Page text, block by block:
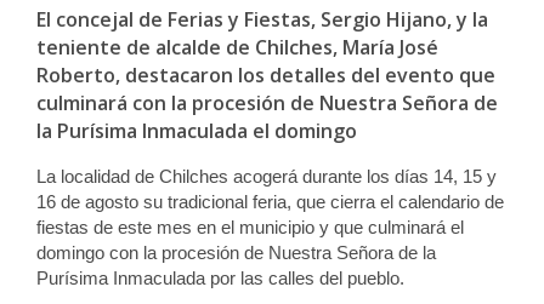
El concejal de Ferias y Fiestas, Sergio Hijano, y la
teniente de alcalde de Chilches, María José
Roberto, destacaron los detalles del evento que
culminará con la procesión de Nuestra Señora de
la Purísima Inmaculada el domingo
La localidad de Chilches acogerá durante los días 14, 15 y
16 de agosto su tradicional feria, que cierra el calendario de
fiestas de este mes en el municipio y que culminará el
domingo con la procesión de Nuestra Señora de la
Purísima Inmaculada por las calles del pueblo.